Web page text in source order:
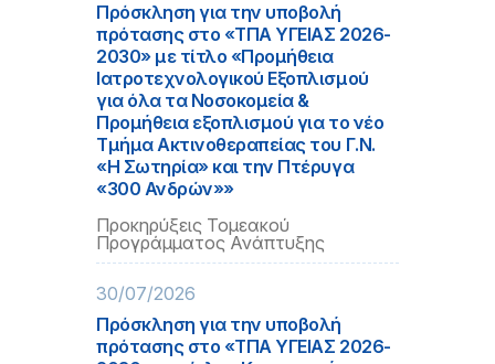
Πρόσκληση για την υποβολή
πρότασης στο «ΤΠΑ ΥΓΕΙΑΣ 2026-
2030» με τίτλο «Προμήθεια
Ιατροτεχνολογικού Εξοπλισμού
για όλα τα Νοσοκομεία &
Προμήθεια εξοπλισμού για το νέο
Τμήμα Ακτινοθεραπείας του Γ.Ν.
«Η Σωτηρία» και την Πτέρυγα
«300 Ανδρών»»
Προκηρύξεις Τομεακού
Προγράμματος Ανάπτυξης
30/07/2026
Πρόσκληση για την υποβολή
πρότασης στο «ΤΠΑ ΥΓΕΙΑΣ 2026-